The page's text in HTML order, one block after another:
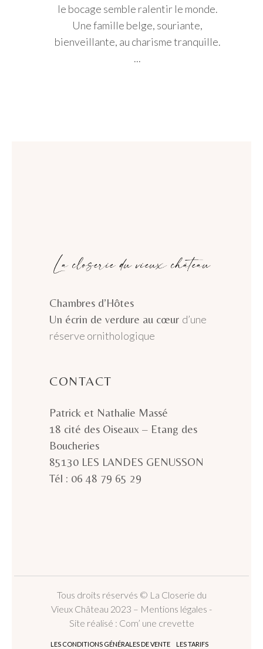
le bocage semble ralentir le monde.
Une famille belge, souriante,
bienveillante, au charisme tranquille.
...
Chambres d’Hôtes
Un écrin de verdure au cœur d’une
réserve ornithologique
CONTACT
Patrick et Nathalie Massé
18 cité des Oiseaux – Etang des
Boucheries
85130 LES LANDES GENUSSON
Tél : 06 48 79 65 29
Tous droits réservés © La Closerie du
Vieux Château 2023 – Mentions légales -
Site réalisé : Com’ une crevette
LES CONDITIONS GÉNÉRALES DE VENTE LES TARIFS